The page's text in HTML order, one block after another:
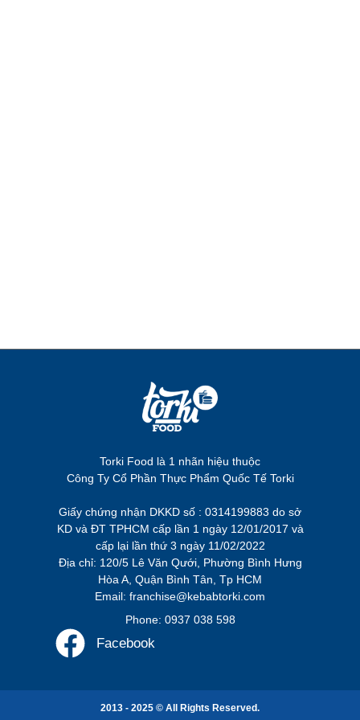
Torki Food là 1 nhãn hiệu thuộc
Công Ty Cổ Phần Thực Phẩm Quốc Tế Torki
Giấy chứng nhận DKKD số : 0314199883 do sở
KD và ĐT TPHCM cấp lần 1 ngày 12/01/2017 và
cấp lại lần thứ 3 ngày 11/02/2022
Địa chỉ: 120/5 Lê Văn Qưới, Phường Bình Hưng
Hòa A, Quận Bình Tân, Tp HCM
Email: franchise@kebabtorki.com
Phone: 0937 038 598
Facebook
2013 - 2025 © All Rights Reserved.